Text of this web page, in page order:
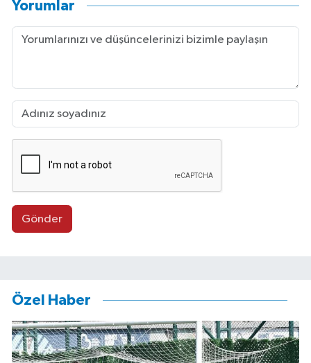
Yorumlar
Gönder
Özel Haber